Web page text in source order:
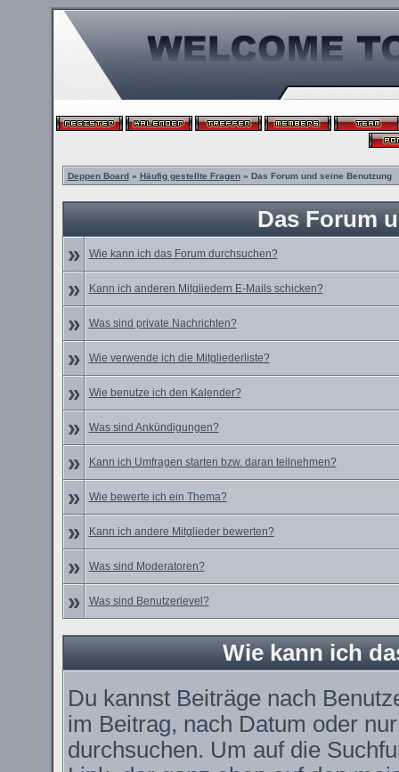
Deppen Board» Häufig gestellte Fragen» Das Forum und seine Benutzung
Das Forum
»
Wie kann ich das Forum durchsuchen?
» Kann ich anderen Mitgliedern E-Mails schicken?
» Was sind private Nachrichten?
» Wie verwende ich die Mitgliederliste?
» Wie benutze ich den Kalender?
» Was sind Ankündigungen?
» Kann ich Umfragen starten bzw. daran teilnehmen?
» Wie bewerte ich ein Thema?
» Kann ich andere Mitglieder bewerten?
» Was sind Moderatoren?
» Was sind Benutzerlevel?
Wie kann ich
Du kannst Beiträge nach
im Beitrag, nach Datum oder
durchsuchen. Um auf die